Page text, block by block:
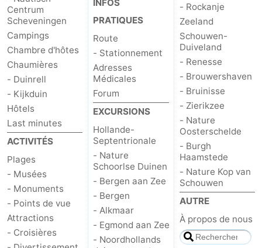
Centrum
Scheveningen
Campings
Chambre d'hôtes
Chaumières
- Duinrell
- Kijkduin
Hôtels
Last minutes
ACTIVITÉS
Plages
- Musées
- Monuments
- Points de vue
Attractions
- Croisières
INFOS
PRATIQUES
Route
- Stationnement
Adresses
Médicales
Forum
EXCURSIONS
Hollande-
Septentrionale
- Nature
Schoorlse Duinen
- Bergen aan Zee
- Bergen
- Alkmaar
- Egmond aan Zee
- Noordhollands
- Rockanje
Zeeland
Schouwen-
Duiveland
- Renesse
- Brouwershaven
- Bruinisse
- Zierikzee
- Nature
Oosterschelde
- Burgh
Haamstede
- Nature Kop van
Schouwen
AUTRE
À propos de nous